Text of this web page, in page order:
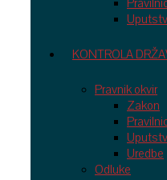
KONTROLA
Pravnik okvir
Zakon
Uredbe
Odluke